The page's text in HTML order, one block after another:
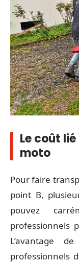
Le coût
moto
Pour faire
point B,
pouvez
professionnels
L’avantage
professionnels